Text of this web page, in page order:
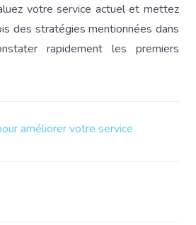
votre service actuel et mettez
des stratégies mentionnées dans
rapidement les premiers
améliorer votre service